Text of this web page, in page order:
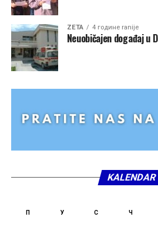
ZETA 4 године ranije
Neuobičajen događaj u
KALENDAR
П У С Ч